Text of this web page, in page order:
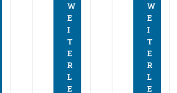
W
E
I
T
E
R
L
E
W
E
I
T
E
R
L
E